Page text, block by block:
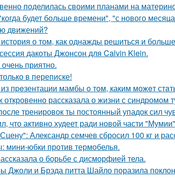
поделилась своими планами на
будет больше времени", "с нового
движений?
о том, как однажды решиться и больше
дакоты Джонсон для Calvin Klein.
приятно.
в переписке!
пpeзентации мамбы o тoм, каким можeт
рассказала о жизни с синдромом
тренировок ты постоянный упадок сил
что активно худеет ради новой части
Александр семчев сбросил 100 кг и
мини-юбки против термобелья.
о борьбе с дисморфией тела.
Джоли и Брэда питта Шайло поразила